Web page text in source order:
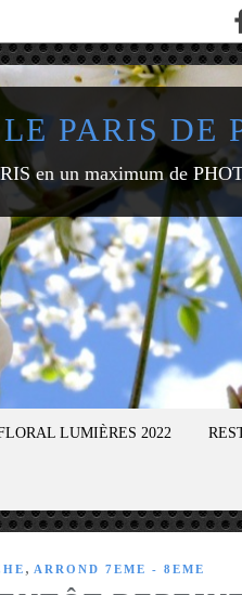
LE PARIS DE
en un maximum de
LUMIÈRES 2022
, ARROND 7EME - 8EME